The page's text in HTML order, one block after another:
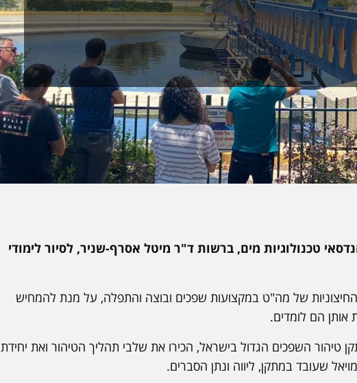
יצאה מגמת הנדסאי טכנולוגיות מים, ברשות ד"ר מיטל אסרף-שניר, לסיור לימודי
החיצוניות של מה"ט במקצועות שפכים ובוצה והתפלה, על מנת להמחיש
אותן הם לומדים.
טיהור השפכים הגדול בישראל, הכירו את שלבי תהליך הטיהור ואת יחידת
שעובד במתקן, ליווה ונתן הסברים.